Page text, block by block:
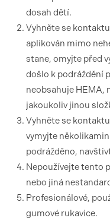
dosah dětí.
Vyhněte se
aplikován mimo
stane, omyjte před
došlo k podráždění
neobsahuje HEMA,
jakoukoliv jinou
Vyhněte se
vymyjte
podrážděno,
Nepoužívejte tento
nebo jiná
Profesionálové,
gumové rukavice.